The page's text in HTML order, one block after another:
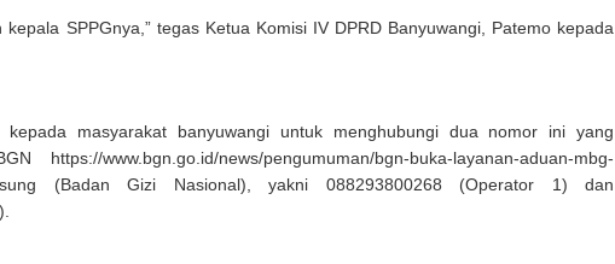
SPPGnya,” tegas Ketua Komisi IV DPRD Banyuwangi, Patemo kepada
kepada masyarakat banyuwangi untuk menghubungi dua nomor ini yang
https://www.bgn.go.id/news/pengumuman/bgn-buka-layanan-aduan-mbg-
(Badan Gizi Nasional), yakni 088293800268 (Operator 1) dan